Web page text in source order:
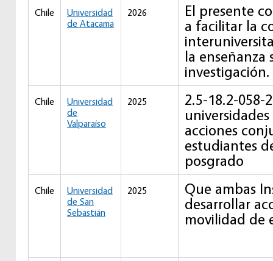
Chile
Universidad
de Atacama
2026
El presente
a facilitar la
la enseñanza
investigación.
Chile
Universidad
de
Valparaíso
2025
2.5-18.2-058-
acciones
estudiantes
posgrado
Chile
Universidad
de San
Sebastián
2025
Que ambas
desarrollar
movilidad de